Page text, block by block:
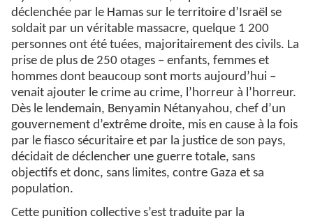
déclenchée par le Hamas sur le territoire d’Israël se
soldait par un véritable massacre, quelque 1 200
personnes ont été tuées, majoritairement des civils. La
prise de plus de 250 otages – enfants, femmes et
hommes dont beaucoup sont morts aujourd’hui –
venait ajouter le crime au crime, l’horreur à l’horreur.
Dès le lendemain, Benyamin Nétanyahou, chef d’un
gouvernement d’extrême droite, mis en cause à la fois
par le fiasco sécuritaire et par la justice de son pays,
décidait de déclencher une guerre totale, sans
objectifs et donc, sans limites, contre Gaza et sa
population.
Cette punition collective s’est traduite par la